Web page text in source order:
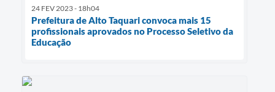
24 FEV 2023 - 18h04
Prefeitura de Alto Taquari convoca mais 15
profissionais aprovados no Processo Seletivo da
Educação